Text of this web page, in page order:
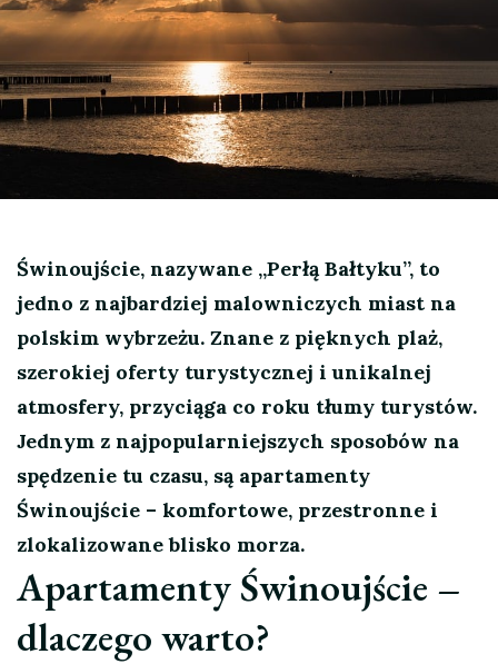
Świnoujście, nazywane „Perłą Bałtyku”, to
jedno z najbardziej malowniczych miast na
polskim wybrzeżu. Znane z pięknych plaż,
szerokiej oferty turystycznej i unikalnej
atmosfery, przyciąga co roku tłumy turystów.
Jednym z najpopularniejszych sposobów na
spędzenie tu czasu, są apartamenty
Świnoujście – komfortowe, przestronne i
zlokalizowane blisko morza.
Apartamenty Świnoujście –
dlaczego warto?